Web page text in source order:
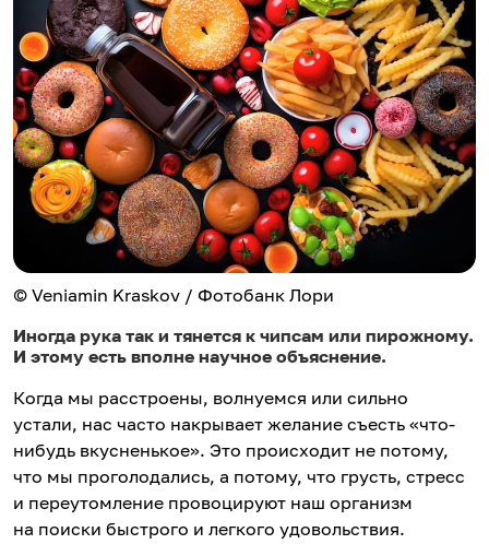
© Veniamin Kraskov / Фотобанк Лори
Иногда рука так и тянется к чипсам или пирожному.
И этому есть вполне научное объяснение.
Когда мы расстроены, волнуемся или сильно
устали, нас часто накрывает желание съесть «что-
нибудь вкусненькое». Это происходит не потому,
что мы проголодались, а потому, что грусть, стресс
и переутомление провоцируют наш организм
на поиски быстрого и легкого удовольствия.